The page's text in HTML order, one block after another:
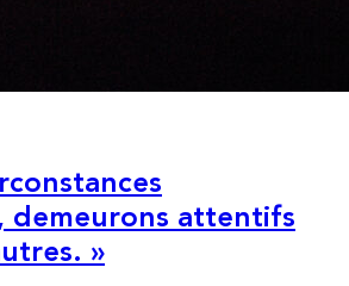
demeurons attentifs
»